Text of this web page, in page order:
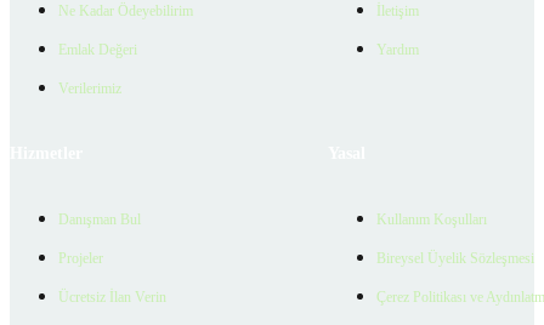
Ne Kadar Ödeyebilirim
Emlak Değeri
Verilerimiz
İletişim
Yardım
Danışman Bul
Projeler
Ücretsiz İlan Verin
Kullanım Koşulları
Bireysel Üyelik Sözleşmesi
Çerez Politikası ve